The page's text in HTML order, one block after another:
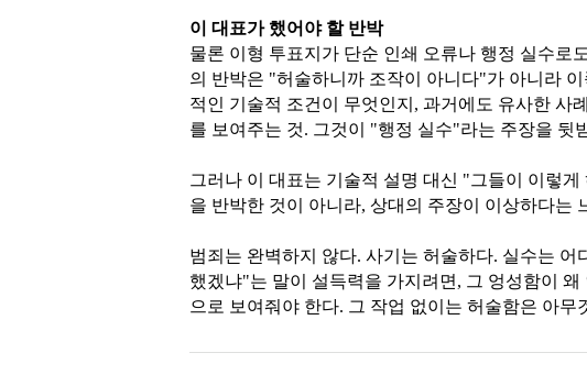
이 대표가 했어야 할 반박
물론 이형 투표지가 단순 인쇄 오류나 행정 실수로
의 반박은 "허술하니까 조작이 아니다"가 아니라
적인 기술적 조건이 무엇인지, 과거에도 유사한 사
를 보여주는 것. 그것이 "행정 실수"라는 주장을 뒷
그러나 이 대표는 기술적 설명 대신 "그들이 이렇
을 반박한 것이 아니라, 상대의 주장이 이상하다는
범죄는 완벽하지 않다. 사기는 허술하다. 실수는
했겠냐"는 말이 설득력을 가지려면, 그 엉성함이
으로 보여줘야 한다. 그 작업 없이는 허술함은 아무